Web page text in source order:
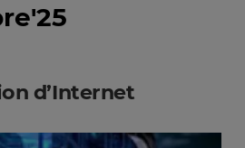
d’Internet